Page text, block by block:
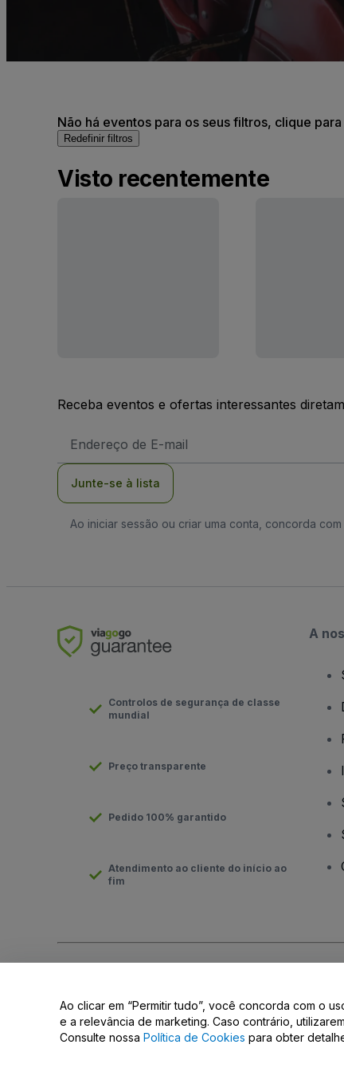
Não há eventos para os seus filtros, clique
Redefinir filtros
Visto recentemente
Receba eventos e ofertas interessantes
de
Junte-se à lista
Ao iniciar sessão ou criar uma conta, concorda
Controlos de segurança de classe
mundial
Preço transparente
Pedido 100% garantido
Atendimento ao cliente do início ao
fim
A
Não partilhar as minhas informações pessoais/as suas
Ao clicar em “Permitir tudo”, você concorda com o
e a relevância de marketing. Caso contrário,
Consulte nossa Política de Cookies para obter